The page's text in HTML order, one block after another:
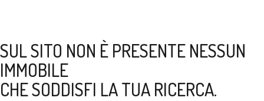
SUL SITO NON È PRESENTE NESSUN
IMMOBILE
CHE SODDISFI LA TUA RICERCA.